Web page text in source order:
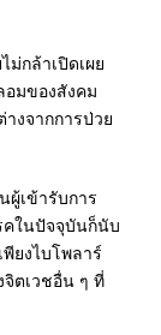
กล้าเปิดเผย
อมของสังคม
งจากการป่วย
ผู้เข้ารับการ
คในปัจจุบันก็นับ
ยงไบโพลาร์
จิตเวชอื่น ๆ ที่